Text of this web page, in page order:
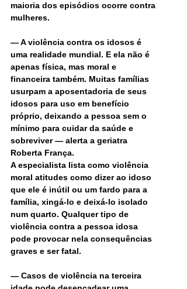
maioria dos episódios ocorre contra
mulheres.
— A violência contra os idosos é
uma realidade mundial. E ela não é
apenas física, mas moral e
financeira também. Muitas famílias
usurpam a aposentadoria de seus
idosos para uso em benefício
próprio, deixando a pessoa sem o
mínimo para cuidar da saúde e
sobreviver — alerta a geriatra
Roberta França.
A especialista lista como violência
moral atitudes como dizer ao idoso
que ele é inútil ou um fardo para a
família, xingá-lo e deixá-lo isolado
num quarto. Qualquer tipo de
violência contra a pessoa idosa
pode provocar nela consequências
graves e ser fatal.
— Casos de violência na terceira